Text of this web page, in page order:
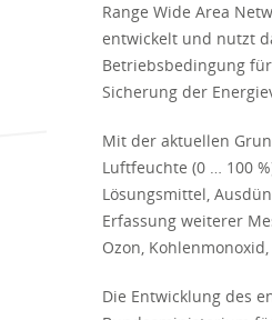
Range Wide Area
entwickelt und nutzt
Betriebsbedingung
Sicherung der
Mit der aktuellen
Luftfeuchte (0 … 100
Lösungsmittel,
Erfassung weiterer
Ozon,
Die Entwicklung des